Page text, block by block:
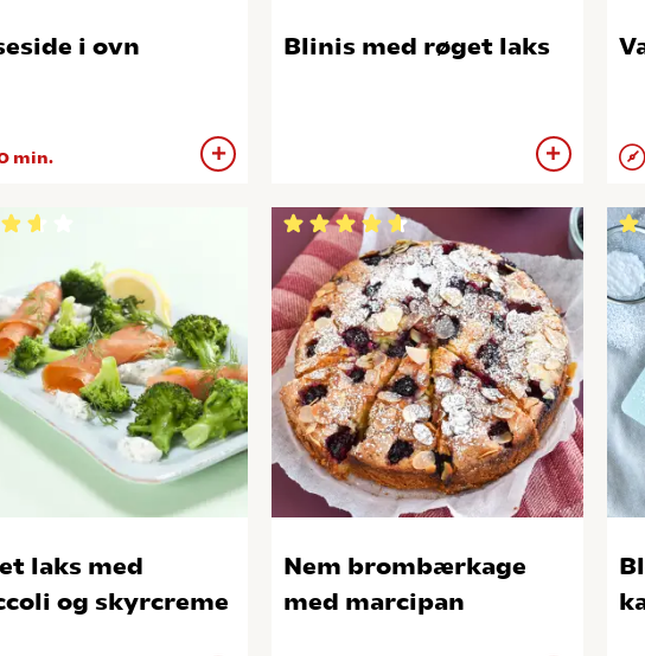
i ovn
min.
Blinis med røget laks
laks med
og skyrcreme
Nem brombærkage
med marcipan